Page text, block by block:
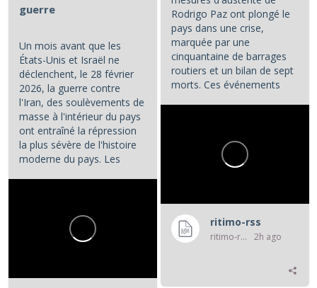
Rodrigo Paz ont plongé le
pays dans une crise,
marquée par une
cinquantaine de barrages
routiers et un bilan de sept
morts. Ces événements
ritimo-rss
ritimo-rss 2h ago
guerre
Un mois avant que les
États-Unis et Israël ne
déclenchent, le 28 février
2026, la guerre contre
l'Iran, des soulèvements de
masse à l'intérieur du pays
ont entraîné la répression
la plus sévère de l'histoire
moderne du pays. Les